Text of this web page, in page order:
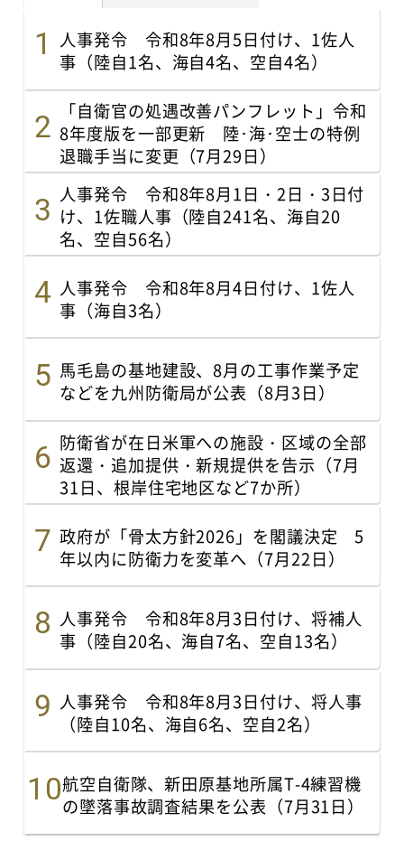
人事発令 令和8年8月5日付け、1佐人
事（陸自1名、海自4名、空自4名）
「自衛官の処遇改善パンフレット」令和
8年度版を一部更新 陸･海･空士の特例
退職手当に変更（7月29日）
人事発令 令和8年8月1日・2日・3日付
け、1佐職人事（陸自241名、海自20
名、空自56名）
人事発令 令和8年8月4日付け、1佐人
事（海自3名）
馬毛島の基地建設、8月の工事作業予定
などを九州防衛局が公表（8月3日）
防衛省が在日米軍への施設・区域の全部
返還・追加提供・新規提供を告示（7月
31日、根岸住宅地区など7か所）
政府が「骨太方針2026」を閣議決定 5
年以内に防衛力を変革へ（7月22日）
人事発令 令和8年8月3日付け、将補人
事（陸自20名、海自7名、空自13名）
人事発令 令和8年8月3日付け、将人事
（陸自10名、海自6名、空自2名）
航空自衛隊、新田原基地所属T-4練習機
の墜落事故調査結果を公表（7月31日）